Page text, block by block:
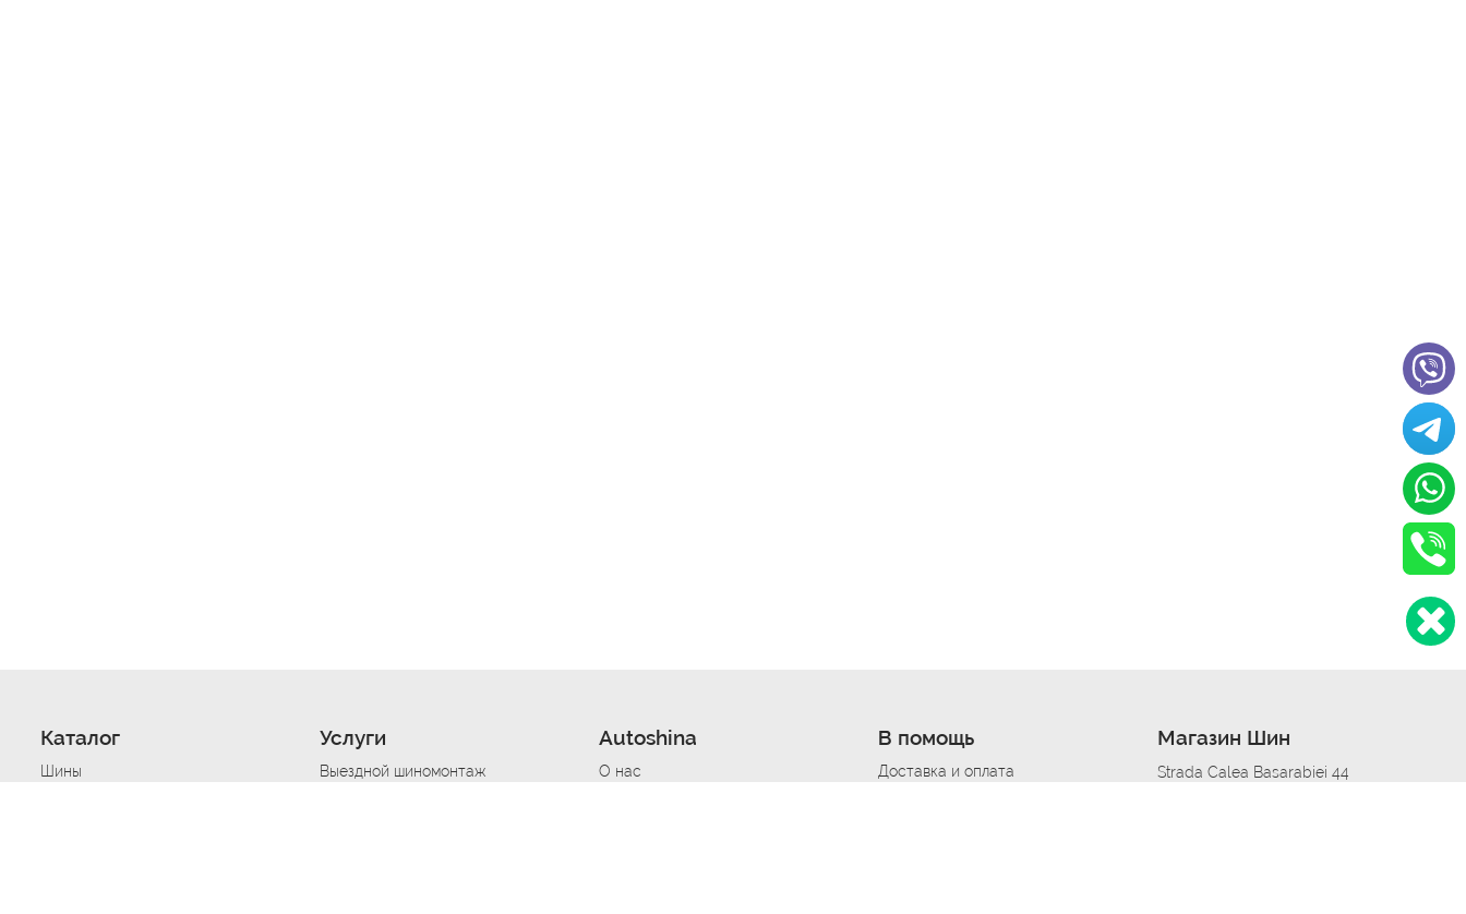
Каталог
Шины
Услуги
Выездной шиномонтаж
Autoshina
О нас
В помощь
Доставка и оплата
Магазин Шин
Strada Calea Basarabiei 44